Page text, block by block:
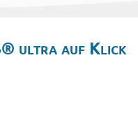
ultra auf Klick